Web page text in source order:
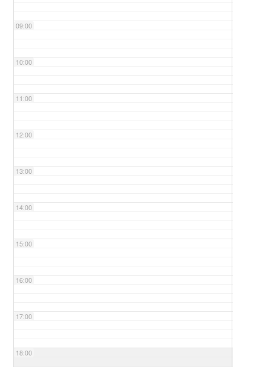
09:00
10:00
11:00
12:00
13:00
14:00
15:00
16:00
17:00
18:00